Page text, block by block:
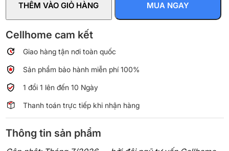
Philips
AC2220/10
lượng
THÊM VÀO GIỎ HÀNG MUA NGAY
Cellhome cam kết
Giao hàng tận nơi toàn quốc
Sản phẩm bảo hành miễn phí 100%
1 đổi 1 lên đến 10 Ngày
Thanh toán trực tiếp khi nhận hàng
Thông tin sản phẩm